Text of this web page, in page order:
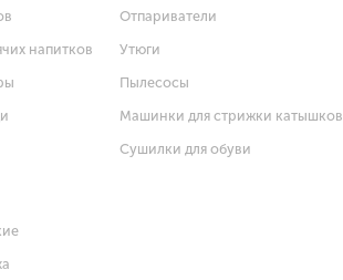
напитков
Отпариватели
Утюги
Пылесосы
Машинки для стрижки катышков
Сушилки для обуви